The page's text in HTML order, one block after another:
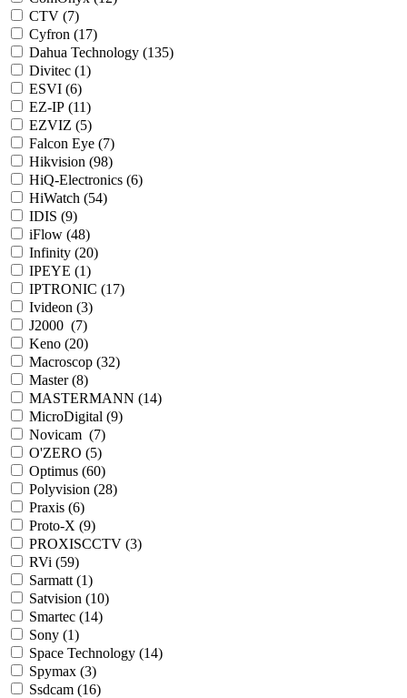
CTV (7)
Cyfron (17)
Dahua Technology (135)
Divitec (1)
ESVI (6)
EZ-IP (11)
EZVIZ (5)
Falcon Eye (7)
Hikvision (98)
HiQ-Electronics (6)
HiWatch (54)
IDIS (9)
iFlow (48)
Infinity (20)
IPEYE (1)
IPTRONIC (17)
Ivideon (3)
J2000 (7)
Keno (20)
Macroscop (32)
Master (8)
MASTERMANN (14)
MicroDigital (9)
Novicam (7)
O'ZERO (5)
Optimus (60)
Polyvision (28)
Praxis (6)
Proto-X (9)
PROXISCCTV (3)
RVi (59)
Sarmatt (1)
Satvision (10)
Smartec (14)
Sony (1)
Space Technology (14)
Spymax (3)
Ssdcam (16)